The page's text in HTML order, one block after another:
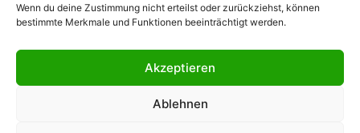
Wenn du deine Zustimmung nicht erteilst oder zurückziehst, können
bestimmte Merkmale und Funktionen beeinträchtigt werden.
Akzeptieren
Ablehnen